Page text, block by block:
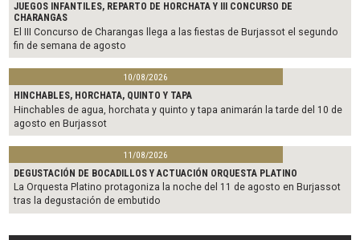
JUEGOS INFANTILES, REPARTO DE HORCHATA Y III CONCURSO DE
CHARANGAS
El III Concurso de Charangas llega a las fiestas de Burjassot el segundo
fin de semana de agosto
10/08/2026
HINCHABLES, HORCHATA, QUINTO Y TAPA
Hinchables de agua, horchata y quinto y tapa animarán la tarde del 10 de
agosto en Burjassot
11/08/2026
DEGUSTACIÓN DE BOCADILLOS Y ACTUACIÓN ORQUESTA PLATINO
La Orquesta Platino protagoniza la noche del 11 de agosto en Burjassot
tras la degustación de embutido